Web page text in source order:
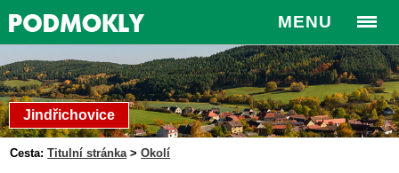
MENU
Jindřichovice
Cesta: Titulní stránka>Okolí